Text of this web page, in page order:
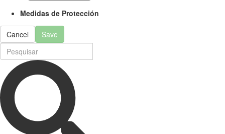
Medidas de Protección
Cancel Save